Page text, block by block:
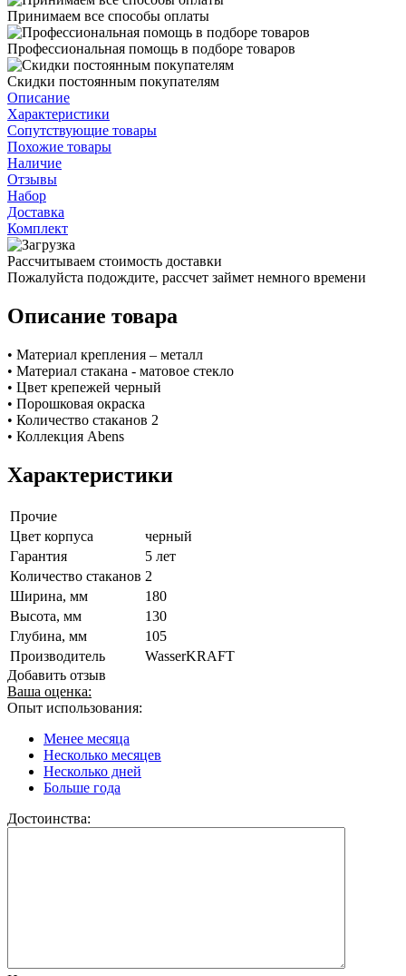
Принимаем все способы оплаты
Профессиональная помощь в подборе товаров
Скидки постоянным покупателям
Описание
Характеристики
Сопутствующие товары
Похожие товары
Наличие
Отзывы
Набор
Доставка
Комплект
Рассчитываем стоимость доставки
Пожалуйста подождите, рассчет займет немного времени
Описание товара
• Материал крепления – металл
• Материал стакана - матовое стекло
• Цвет крепежей черный
• Порошковая окраска
• Количество стаканов 2
• Коллекция Abens
Характеристики
Прочие
Цвет корпуса
черный
Гарантия
5 лет
Количество стаканов 2
Ширина, мм
180
Высота, мм
130
Глубина, мм
105
Производитель
WasserKRAFT
Добавить отзыв
Ваша оценка:
Опыт использования:
Менее месяца
Несколько месяцев
Несколько дней
Больше года
Достоинства: